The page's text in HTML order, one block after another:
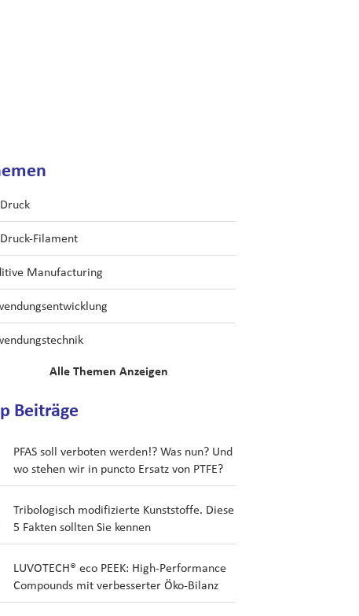
Filament
Manufacturing
Alle Themen Anzeigen
Beiträge
PFAS soll verboten werden!? Was nun? Und
wo stehen wir in puncto Ersatz von PTFE?
Tribologisch modifizierte Kunststoffe. Diese
5 Fakten sollten Sie kennen
LUVOTECH® eco PEEK: High-Performance
Compounds mit verbesserter Öko-Bilanz